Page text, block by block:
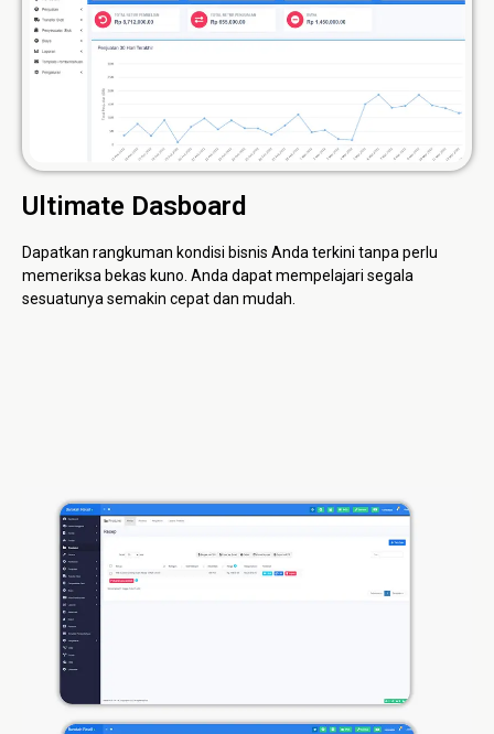
Ultimate Dasboard
Dapatkan rangkuman kondisi bisnis Anda terkini tanpa perlu
memeriksa bekas kuno. Anda dapat mempelajari segala
sesuatunya semakin cepat dan mudah.